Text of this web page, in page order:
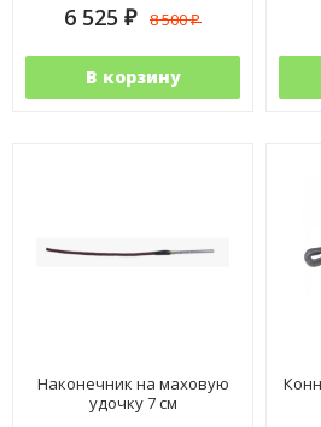
6 525 ₽ 8 500₽
В корзину
Наконечник на маховую
удочку 7 см